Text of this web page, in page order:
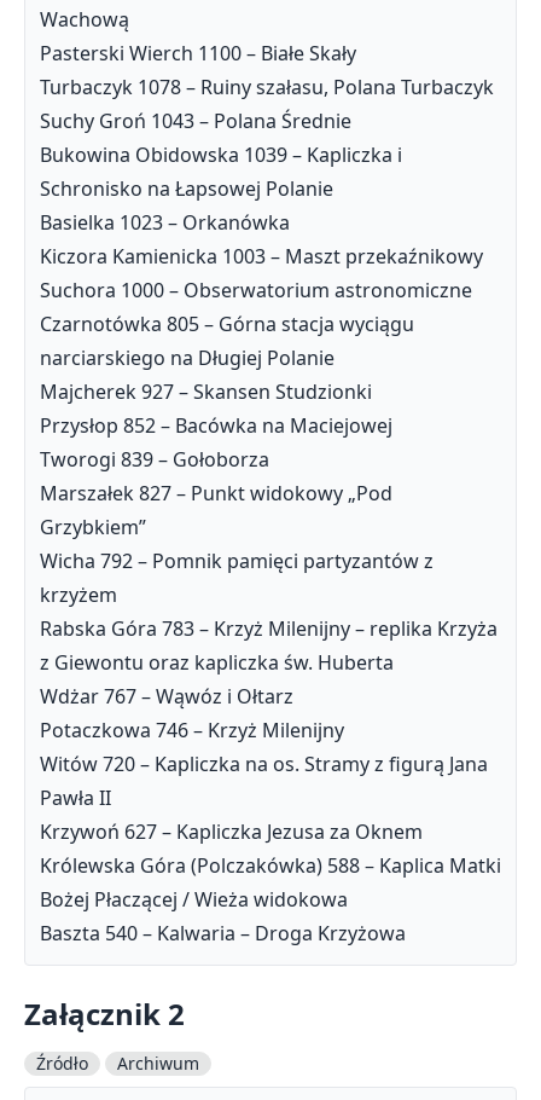
Wachową
Pasterski Wierch 1100 – Białe Skały
Turbaczyk 1078 – Ruiny szałasu, Polana Turbaczyk
Suchy Groń 1043 – Polana Średnie
Bukowina Obidowska 1039 – Kapliczka i
Schronisko na Łapsowej Polanie
Basielka 1023 – Orkanówka
Kiczora Kamienicka 1003 – Maszt przekaźnikowy
Suchora 1000 – Obserwatorium astronomiczne
Czarnotówka 805 – Górna stacja wyciągu
narciarskiego na Długiej Polanie
Majcherek 927 – Skansen Studzionki
Przysłop 852 – Bacówka na Maciejowej
Tworogi 839 – Gołoborza
Marszałek 827 – Punkt widokowy „Pod
Grzybkiem”
Wicha 792 – Pomnik pamięci partyzantów z
krzyżem
Rabska Góra 783 – Krzyż Milenijny – replika Krzyża
z Giewontu oraz kapliczka św. Huberta
Wdżar 767 – Wąwóz i Ołtarz
Potaczkowa 746 – Krzyż Milenijny
Witów 720 – Kapliczka na os. Stramy z figurą Jana
Pawła II
Krzywoń 627 – Kapliczka Jezusa za Oknem
Królewska Góra (Polczakówka) 588 – Kaplica Matki
Bożej Płaczącej / Wieża widokowa
Baszta 540 – Kalwaria – Droga Krzyżowa
Załącznik 2
Źródło Archiwum